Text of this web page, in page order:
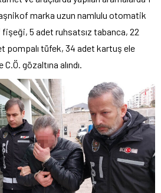
marka uzun namlulu otomatik
5 adet ruhsatsız tabanca, 22
pompalı tüfek, 34 adet kartuş ele
gözaltına alındı.